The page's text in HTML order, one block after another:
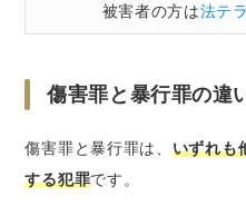
被害者の方は法テ
傷害罪と暴行罪の違
傷害罪と暴行罪は、 いずれも
する犯罪です。